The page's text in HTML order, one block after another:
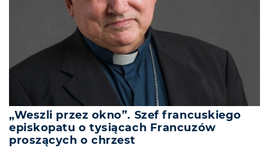
„Weszli przez okno”. Szef francuskiego
episkopatu o tysiącach Francuzów
proszących o chrzest